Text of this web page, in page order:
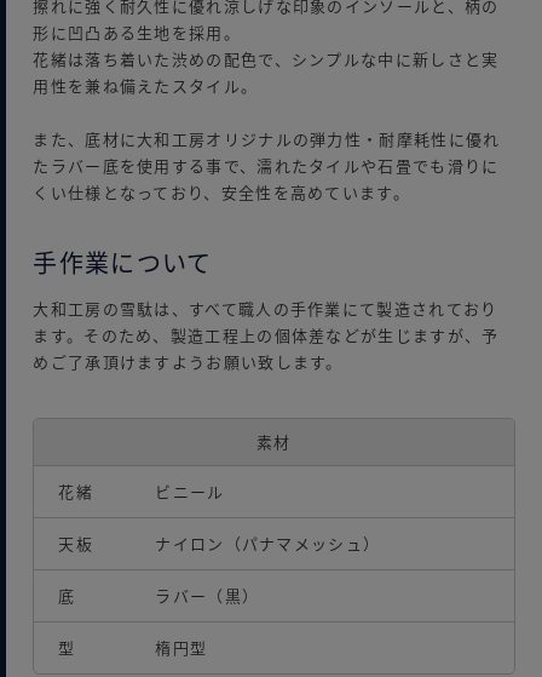
擦れに強く耐久性に優れ涼しげな印象のインソールと、柄の
形に凹凸ある生地を採用。
花緒は落ち着いた渋めの配色で、シンプルな中に新しさと実
用性を兼ね備えたスタイル。
また、底材に大和工房オリジナルの弾力性・耐摩耗性に優れ
たラバー底を使用する事で、濡れたタイルや石畳でも滑りに
くい仕様となっており、安全性を高めています。
手作業について
大和工房の雪駄は、すべて職人の手作業にて製造されており
ます。そのため、製造工程上の個体差などが生じますが、予
めご了承頂けますようお願い致します。
素材
花緒 ビニール
天板 ナイロン（パナマメッシュ）
底 ラバー（黒）
型 楕円型